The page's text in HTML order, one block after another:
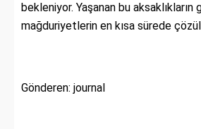
bekleniyor. Yaşanan bu
mağduriyetlerin en kısa sürede
Gönderen: journal